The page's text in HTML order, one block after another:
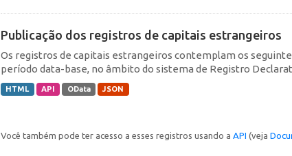
Publicação dos registros de capitais estrangeiros
Os registros de capitais estrangeiros contemplam os
período data-base, no âmbito do sistema de Registro
HTML API OData JSON
Você também pode ter acesso a esses registros usando a API (veja